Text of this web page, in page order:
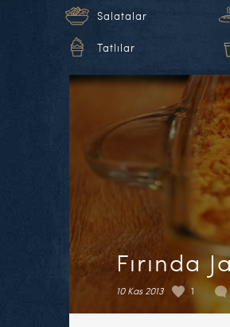
Salatalar
Tatlılar
Fırında
10 Kas 2013 1